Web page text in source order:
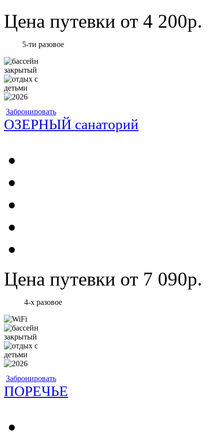
Цена путевки от 4 200р.
5-ти разовое
Забронировать
ОЗЕРНЫЙ санаторий
Цена путевки от 7 090р.
4-х разовое
Забронировать
ПОРЕЧЬЕ